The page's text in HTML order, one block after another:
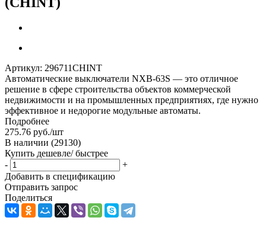
Артикул: 296711CHINT
Автоматические выключатели NXB-63S — это отличное
решение в сфере строительства объектов коммерческой
недвижимости и на промышленных предприятиях, где нужно
эффективное и недорогие модульные автоматы.
Подробнее
275.76 руб./шт
В наличии (29130)
Купить дешевле/ быстрее
-
+
Добавить в спецификацию
Отправить запрос
Поделиться